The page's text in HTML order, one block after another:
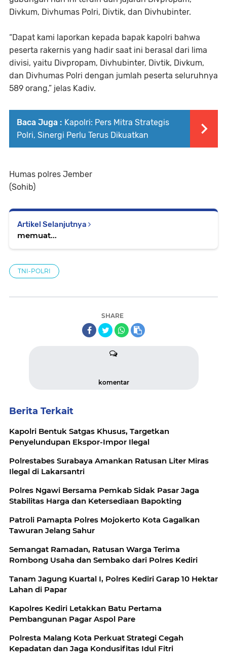
Divkum, Divhumas Polri, Divtik, dan Divhubinter.
“Dapat kami laporkan kepada bapak kapolri bahwa
peserta rakernis yang hadir saat ini berasal dari lima
divisi, yaitu Divpropam, Divhubinter, Divtik, Divkum,
dan Divhumas Polri dengan jumlah peserta seluruhnya
589 orang,” jelas Kadiv.
Baca Juga : Kapolri: Pers Mitra Strategis
Polri, Sinergi Perlu Terus Dikuatkan
Humas polres Jember
(Sohib)
Artikel Selanjutnya
memuat...
TNI-POLRI
SHARE
komentar
Berita Terkait
Kapolri Bentuk Satgas Khusus, Targetkan
Penyelundupan Ekspor-Impor Ilegal
Polrestabes Surabaya Amankan Ratusan Liter Miras
Ilegal di Lakarsantri
Polres Ngawi Bersama Pemkab Sidak Pasar Jaga
Stabilitas Harga dan Ketersediaan Bapokting
Patroli Pamapta Polres Mojokerto Kota Gagalkan
Tawuran Jelang Sahur
Semangat Ramadan, Ratusan Warga Terima
Rombong Usaha dan Sembako dari Polres Kediri
Tanam Jagung Kuartal I, Polres Kediri Garap 10 Hektar
Lahan di Papar
Kapolres Kediri Letakkan Batu Pertama
Pembangunan Pagar Aspol Pare
Polresta Malang Kota Perkuat Strategi Cegah
Kepadatan dan Jaga Kondusifitas Idul Fitri